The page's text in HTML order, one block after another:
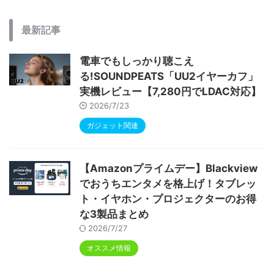
最新記事
電車でもしっかり聴こえ
る!SOUNDPEATS「UU2イヤーカフ」
実機レビュー【7,280円でLDAC対応】
2026/7/23
ガジェット関連
【Amazonプライムデー】Blackview
でおうちエンタメを格上げ！タブレッ
ト・イヤホン・プロジェクターのお得
な3製品まとめ
2026/7/27
オススメ情報